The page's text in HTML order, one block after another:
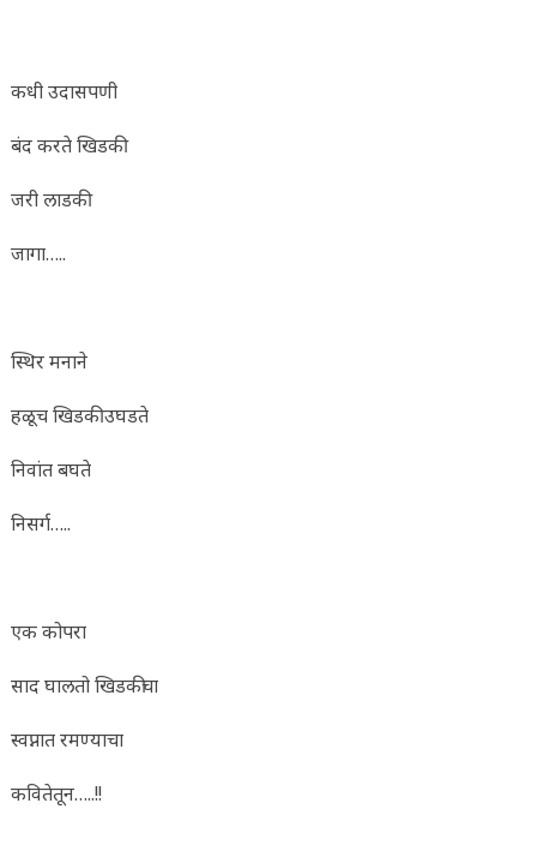
कधी उदासपणी
बंद करते खिडकी
जरी लाडकी
जागा…..
स्थिर मनाने
हळूच खिडकी उघडते
निवांत बघते
निसर्ग…..
एक कोपरा
साद घालतो खिडकीचा
स्वप्नात रमण्याचा
कवितेतून…..!!